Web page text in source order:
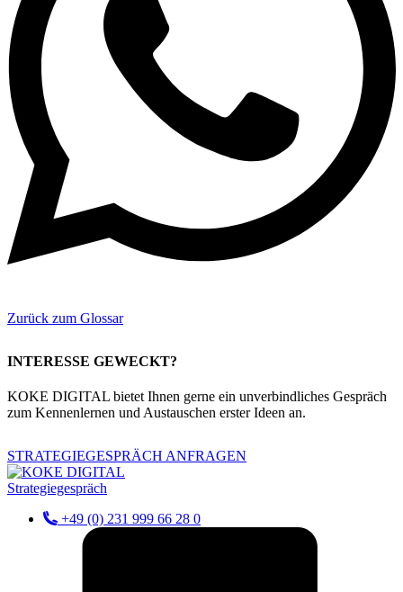
Zurück zum Glossar
INTERESSE GEWECKT?
KOKE DIGITAL bietet Ihnen gerne ein unverbindliches Gespräch
zum Kennenlernen und Austauschen erster Ideen an.
STRATEGIEGESPRÄCH ANFRAGEN
Strategiegespräch
+49 (0) 231 999 66 28 0